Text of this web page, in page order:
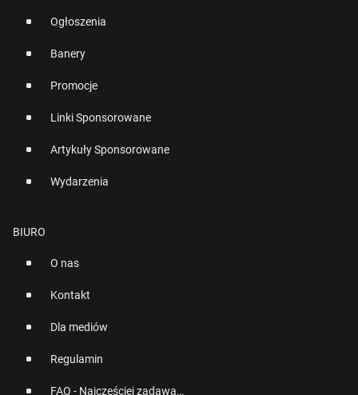
Ogłoszenia
Banery
Promocje
Linki Sponsorowane
Artykuły Sponsorowane
Wydarzenia
BIURO
O nas
Kontakt
Dla mediów
Regulamin
FAQ - Najczęściej zadawane pytania